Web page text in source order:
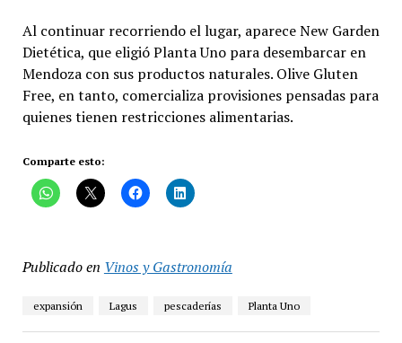
Al continuar recorriendo el lugar, aparece New Garden
Dietética, que eligió Planta Uno para desembarcar en
Mendoza con sus productos naturales. Olive Gluten
Free, en tanto, comercializa provisiones pensadas para
quienes tienen restricciones alimentarias.
Comparte esto:
Publicado en Vinos y Gastronomía
expansión Lagus pescaderías Planta Uno